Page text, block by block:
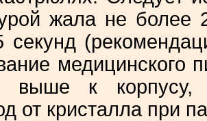
жала не более
секунд
медицинского
выше к корпусу,
от кристалла при